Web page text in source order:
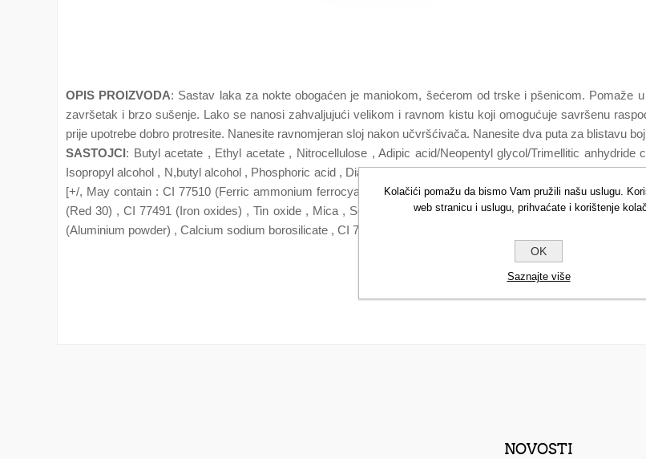
OPIS PROIZVODA: Sastav laka za nokte obogaćen je maniokom, šećerom od trske i pšenicom. Pomaže
završetak i brzo sušenje. Lako se nanosi zahvaljujući velikom i ravnom kistu koji omogućuje savršenu
prije upotrebe dobro protresite. Nanesite ravnomjeran sloj nakon učvršćivača. Nanesite dva puta za blistavu
SASTOJCI: Butyl acetate , Ethyl acetate , Nitrocellulose , Adipic acid/Neopentyl glycol/Trimellitic
Isopropyl alcohol , N,butyl alcohol , Phosphoric acid , Diacetone alcohol , Diatomaceous earth , Hexanal ,
[+/, May contain : CI 77510 (Ferric ammonium ferrocyanide) , CI 15880 (Red 34 Lake) , CI 77891
(Red 30) , CI 77491 (Iron oxides) , Tin oxide , Mica , Sorbic acid , CI 15850 (Red 7 lake) , Synthetic
(Aluminium powder) , Calcium sodium borosilicate , CI 77007 (Ultramarines)* (1) iz organskog uzgoja
NOVOSTI
Kolačići pomažu da bismo Vam pružili našu uslugu.
web stranicu i uslugu, prihvaćate i korištenje
OK
Saznajte više